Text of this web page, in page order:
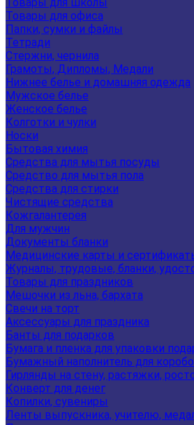
Товары для офиса
Папки, сумки и файлы
Тетради
Стержни, чернила
Грамоты, Дипломы, Медали
Нижнее белье и домашняя одежда
Мужское белье
Женское белье
Колготки и чулки
Носки
Бытовая химия
Средства для мытья посуды
Средство для мытья пола
Средства для стирки
Чистящие средства
Кожгалантерея
Для мужчин
Документы бланки
Медицинские карты и
Журналы, трудовые, бланки,
Товары для праздников
Мешочки из льна, бархата
Свечи на торт
Аксессуары для праздника
Банты для подарков
Бумага и пленка для упаковки
Бумажный наполнитель для
Гирлянды на стену, растяжки,
Конверт для денег
Копилки, сувениры
Ленты выпускника, учителю,